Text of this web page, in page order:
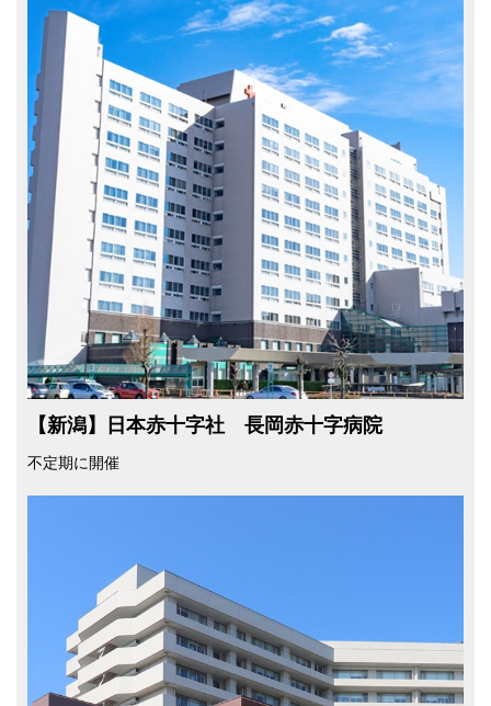
【新潟】日本赤十字社 長岡赤十字病院
不定期に開催